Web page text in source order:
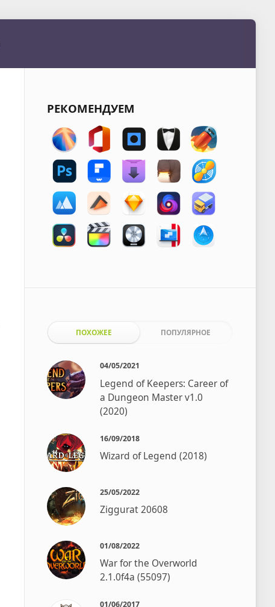
РЕКОМЕНДУЕМ
ПОХОЖЕЕ ПОПУЛЯРНОЕ
04/05/2021
Legend of Keepers: Career of
a Dungeon Master v1.0
(2020)
16/09/2018
Wizard of Legend (2018)
25/05/2022
Ziggurat 20608
01/08/2022
War for the Overworld
2.1.0f4a (55097)
01/06/2017